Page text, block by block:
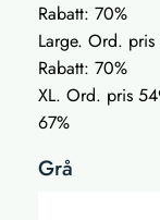
Rabatt: 70%
Large. Ord.
Rabatt: 70%
XL. Ord. pris
67%
Grå